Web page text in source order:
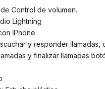
Control de volumen.
Lightning
IPhone
y responder llamadas,
y finalizar llamadas